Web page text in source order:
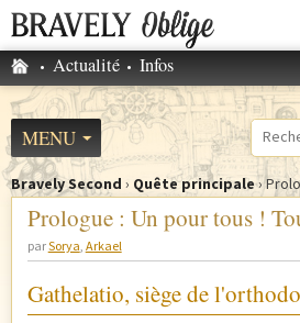
M
e
n
u
p
r
Accueil
Actualité Infos
MENU
de
V
Bravely Second › Quête principale›
pour un !
Prologue : Un pour tous !
parSorya Arkael
Gathelatio, siège de